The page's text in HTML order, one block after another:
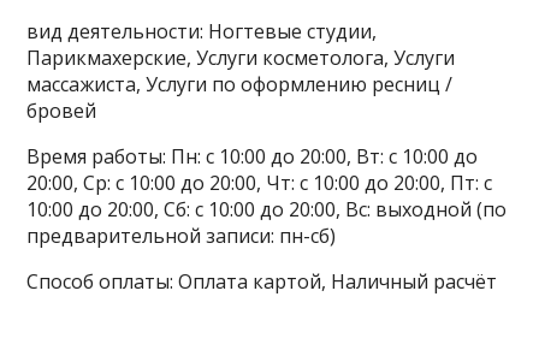
вид деятельности: Ногтевые студии,
Парикмахерские, Услуги косметолога, Услуги
массажиста, Услуги по оформлению ресниц /
бровей
Время работы: Пн: с 10:00 до 20:00, Вт: с 10:00 до
20:00, Ср: с 10:00 до 20:00, Чт: с 10:00 до 20:00, Пт: с
10:00 до 20:00, Сб: с 10:00 до 20:00, Вс: выходной (по
предварительной записи: пн-сб)
Способ оплаты: Оплата картой, Наличный расчёт